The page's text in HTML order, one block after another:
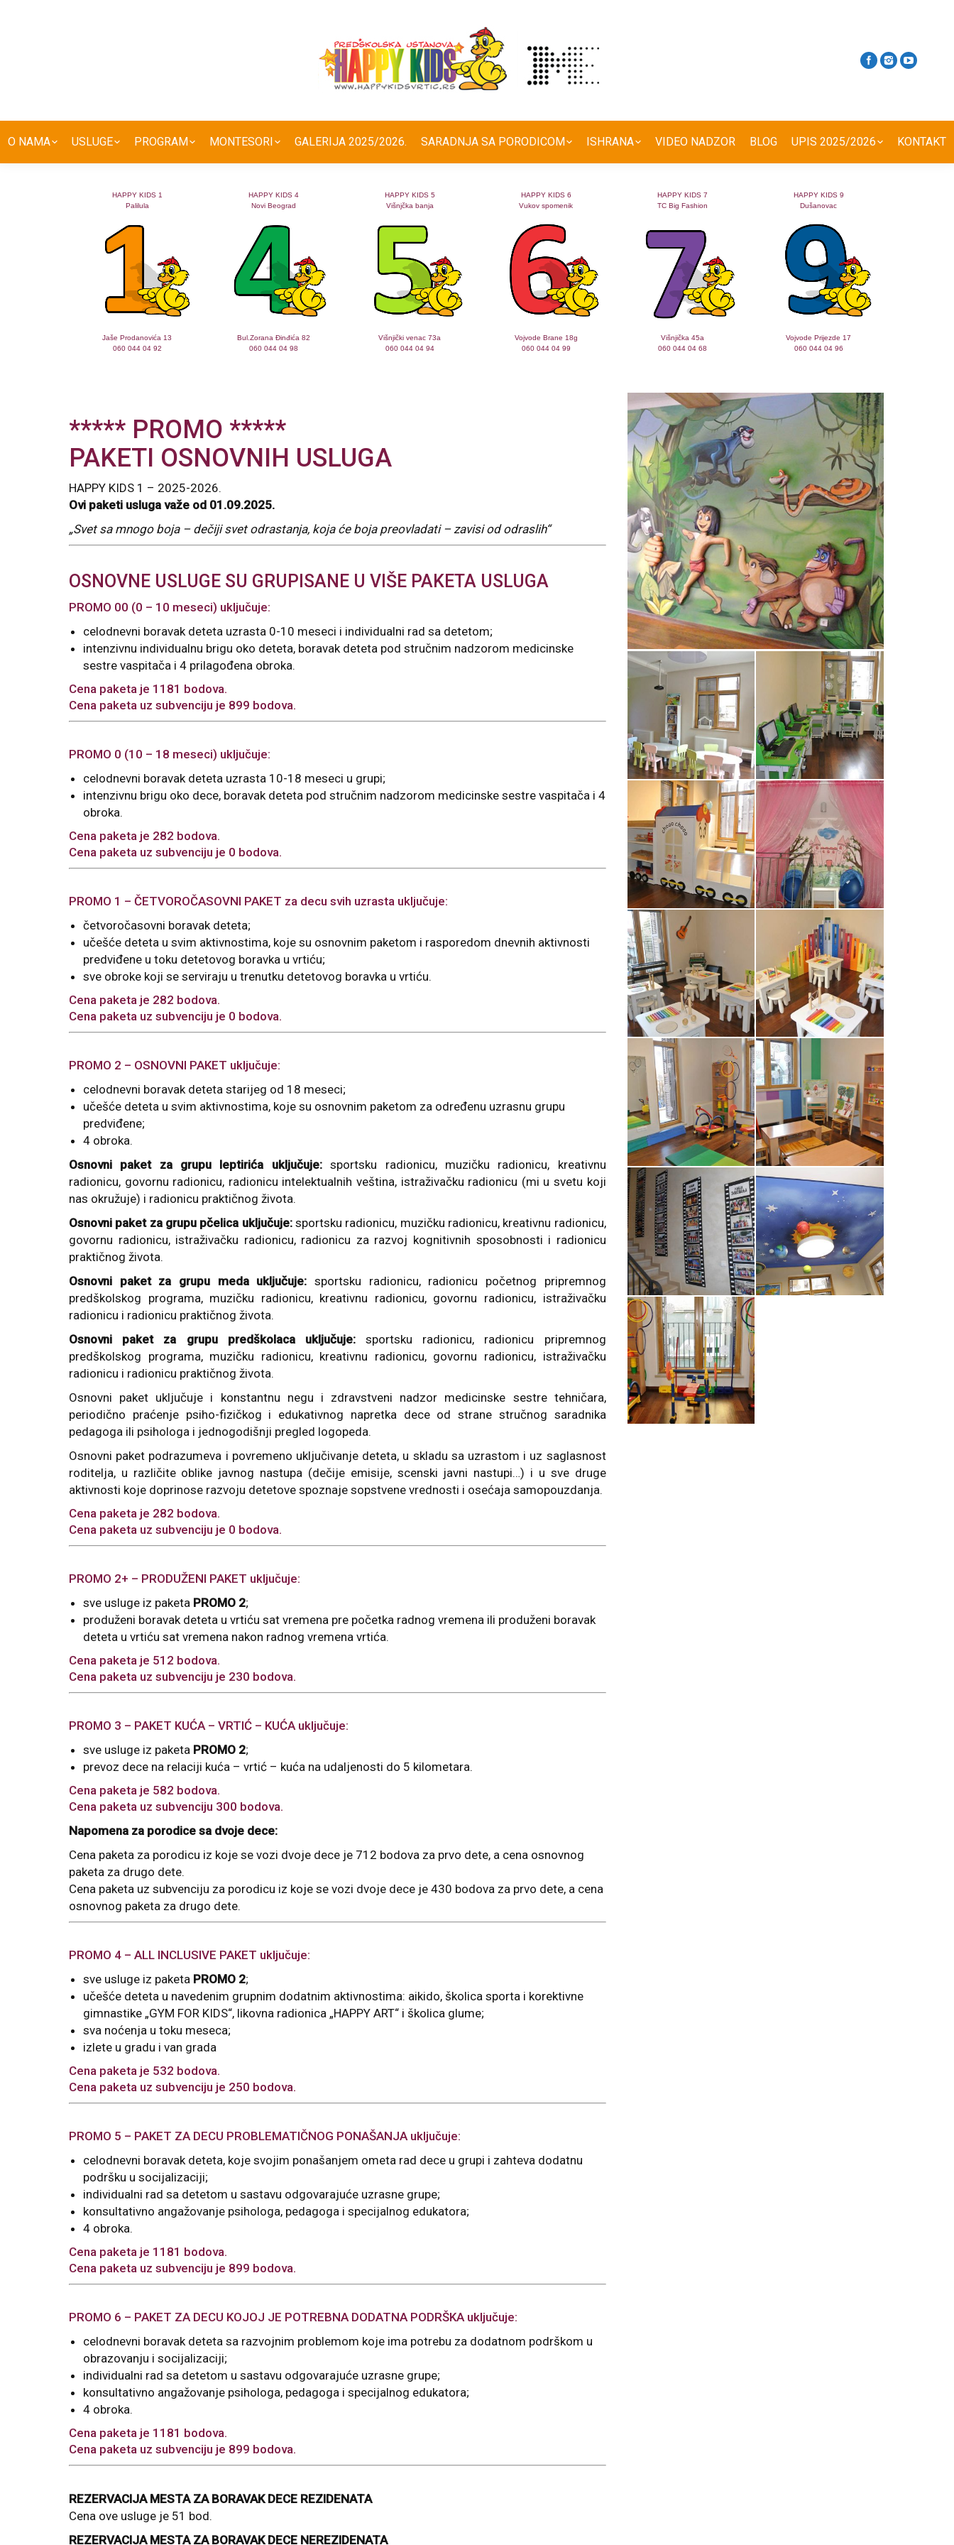
O NAMA USLUGE PROGRAM MONTESORI GALERIJA 2025/2026. SARADNJA SA PORODICOM ISHRANA VIDEO NADZOR BLOG UPIS 2025/2026 KONTAKT
HAPPY KIDS 1
Palilula
Jaše Prodanovića 13
060 044 04 92
HAPPY KIDS 4
Novi Beograd
Bul.Zorana Đinđića 82
060 044 04 98
HAPPY KIDS 5
Višnjčka banja
Višnjički venac 73a
060 044 04 94
HAPPY KIDS 6
Vukov spomenik
Vojvode Brane 18g
060 044 04 99
HAPPY KIDS 7
TC Big Fashion
Višnjička 45a
060 044 04 68
HAPPY KIDS 9
Dušanovac
Vojvode Prijezde 17
060 044 04 96
***** PROMO *****
PAKETI OSNOVNIH USLUGA
HAPPY KIDS 1 – 2025-2026.
Ovi paketi usluga važe od 01.09.2025.
„Svet sa mnogo boja – dečiji svet odrastanja, koja će boja preovladati – zavisi od odraslih“
OSNOVNE USLUGE SU GRUPISANE U VIŠE PAKETA USLUGA
PROMO 00 (0 – 10 meseci) uključuje:
celodnevni boravak deteta uzrasta 0-10 meseci i individualni rad sa detetom;
intenzivnu individualnu brigu oko deteta, boravak deteta pod stručnim nadzorom medicinske
sestre vaspitača i 4 prilagođena obroka.
Cena paketa je 1181 bodova.
Cena paketa uz subvenciju je 899 bodova.
PROMO 0 (10 – 18 meseci) uključuje:
celodnevni boravak deteta uzrasta 10-18 meseci u grupi;
intenzivnu brigu oko dece, boravak deteta pod stručnim nadzorom medicinske sestre vaspitača i 4
obroka.
Cena paketa je 282 bodova.
Cena paketa uz subvenciju je 0 bodova.
PROMO 1 – ČETVOROČASOVNI PAKET za decu svih uzrasta uključuje:
četvoročasovni boravak deteta;
učešće deteta u svim aktivnostima, koje su osnovnim paketom i rasporedom dnevnih aktivnosti
predviđene u toku detetovog boravka u vrtiću;
sve obroke koji se serviraju u trenutku detetovog boravka u vrtiću.
Cena paketa je 282 bodova.
Cena paketa uz subvenciju je 0 bodova.
PROMO 2 – OSNOVNI PAKET uključuje:
celodnevni boravak deteta starijeg od 18 meseci;
učešće deteta u svim aktivnostima, koje su osnovnim paketom za određenu uzrasnu grupu
predviđene;
4 obroka.
Osnovni paket za grupu leptirića uključuje:sportsku radionicu, muzičku radionicu, kreativnu
radionicu, govornu radionicu, radionicu intelektualnih veština, istraživačku radionicu (mi u svetu koji
nas okružuje) i radionicu praktičnog života.
Osnovni paket za grupu pčelica uključuje:sportsku radionicu, muzičku radionicu, kreativnu radionicu,
govornu radionicu, istraživačku radionicu, radionicu za razvoj kognitivnih sposobnosti i radionicu
praktičnog života.
Osnovni paket za grupu meda uključuje: sportsku radionicu, radionicu početnog pripremnog
predškolskog programa, muzičku radionicu, kreativnu radionicu, govornu radionicu, istraživačku
radionicu i radionicu praktičnog života.
Osnovni paket za grupu predškolaca uključuje:sportsku radionicu, radionicu pripremnog
predškolskog programa, muzičku radionicu, kreativnu radionicu, govornu radionicu, istraživačku
radionicu i radionicu praktičnog života.
Osnovni paket uključuje i konstantnu negu i zdravstveni nadzor medicinske sestre tehničara,
periodično praćenje psiho-fizičkog i edukativnog napretka dece od strane stručnog saradnika
pedagoga ili psihologa i jednogodišnji pregled logopeda.
Osnovni paket podrazumeva i povremeno uključivanje deteta, u skladu sa uzrastom i uz saglasnost
roditelja, u različite oblike javnog nastupa (dečije emisije, scenski javni nastupi…) i u sve druge
aktivnosti koje doprinose razvoju detetove spoznaje sopstvene vrednosti i osećaja samopouzdanja.
Cena paketa je 282 bodova.
Cena paketa uz subvenciju je 0 bodova.
PROMO 2+ – PRODUŽENI PAKET uključuje:
sve usluge iz paketa PROMO 2;
produženi boravak deteta u vrtiću sat vremena pre početka radnog vremena ili produženi boravak
deteta u vrtiću sat vremena nakon radnog vremena vrtića.
Cena paketa je 512 bodova.
Cena paketa uz subvenciju je 230 bodova.
PROMO 3 – PAKET KUĆA – VRTIĆ – KUĆA uključuje:
sve usluge iz paketa PROMO 2;
prevoz dece na relaciji kuća – vrtić – kuća na udaljenosti do 5 kilometara.
Cena paketa je 582 bodova.
Cena paketa uz subvenciju 300 bodova.
Napomena za porodice sa dvoje dece:
Cena paketa za porodicu iz koje se vozi dvoje dece je 712 bodova za prvo dete, a cena osnovnog
paketa za drugo dete.
Cena paketa uz subvenciju za porodicu iz koje se vozi dvoje dece je 430 bodova za prvo dete, a cena
osnovnog paketa za drugo dete.
PROMO 4 – ALL INCLUSIVE PAKET uključuje:
sve usluge iz paketa PROMO 2;
učešće deteta u navedenim grupnim dodatnim aktivnostima: aikido, školica sporta i korektivne
gimnastike „GYM FOR KIDS“, likovna radionica „HAPPY ART“ i školica glume;
sva noćenja u toku meseca;
izlete u gradu i van grada
Cena paketa je 532 bodova.
Cena paketa uz subvenciju je 250 bodova.
PROMO 5 – PAKET ZA DECU PROBLEMATIČNOG PONAŠANJA uključuje:
celodnevni boravak deteta, koje svojim ponašanjem ometa rad dece u grupi i zahteva dodatnu
podršku u socijalizaciji;
individualni rad sa detetom u sastavu odgovarajuće uzrasne grupe;
konsultativno angažovanje psihologa, pedagoga i specijalnog edukatora;
4 obroka.
Cena paketa je 1181 bodova.
Cena paketa uz subvenciju je 899 bodova.
PROMO 6 – PAKET ZA DECU KOJOJ JE POTREBNA DODATNA PODRŠKA uključuje:
celodnevni boravak deteta sa razvojnim problemom koje ima potrebu za dodatnom podrškom u
obrazovanju i socijalizaciji;
individualni rad sa detetom u sastavu odgovarajuće uzrasne grupe;
konsultativno angažovanje psihologa, pedagoga i specijalnog edukatora;
4 obroka.
Cena paketa je 1181 bodova.
Cena paketa uz subvenciju je 899 bodova.
REZERVACIJA MESTA ZA BORAVAK DECE REZIDENATA
Cena ove usluge je 51 bod.
REZERVACIJA MESTA ZA BORAVAK DECE NEREZIDENATA